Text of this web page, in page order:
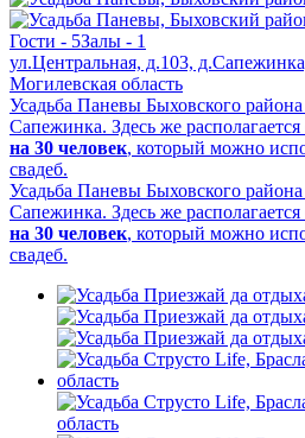
Гости - 5Залы - 1
ул.Центральная, д.103,
Могилевская область
Усадьба Паневы Быховского района
Сапежинка. Здесь же
на 30 человек, который можно
свадеб.
Усадьба Паневы Быховского района
Сапежинка. Здесь же
на 30 человек, который можно
свадеб.